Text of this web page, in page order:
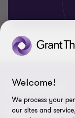
PRISIJUNKITE
Pažinkite mūsų
APIE MUS
Welcome!
We process your
our sites and